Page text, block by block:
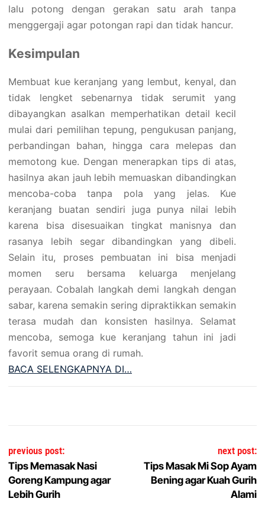
lalu potong dengan gerakan satu arah tanpa
menggergaji agar potongan rapi dan tidak hancur.
Kesimpulan
Membuat kue keranjang yang lembut, kenyal, dan
tidak lengket sebenarnya tidak serumit yang
dibayangkan asalkan memperhatikan detail kecil
mulai dari pemilihan tepung, pengukusan panjang,
perbandingan bahan, hingga cara melepas dan
memotong kue. Dengan menerapkan tips di atas,
hasilnya akan jauh lebih memuaskan dibandingkan
mencoba-coba tanpa pola yang jelas. Kue
keranjang buatan sendiri juga punya nilai lebih
karena bisa disesuaikan tingkat manisnya dan
rasanya lebih segar dibandingkan yang dibeli.
Selain itu, proses pembuatan ini bisa menjadi
momen seru bersama keluarga menjelang
perayaan. Cobalah langkah demi langkah dengan
sabar, karena semakin sering dipraktikkan semakin
terasa mudah dan konsisten hasilnya. Selamat
mencoba, semoga kue keranjang tahun ini jadi
favorit semua orang di rumah.
BACA SELENGKAPNYA DI…
Post navigation
previous post:
Tips Memasak Nasi
Goreng Kampung agar
Lebih Gurih
next post:
Tips Masak Mi Sop Ayam
Bening agar Kuah Gurih
Alami